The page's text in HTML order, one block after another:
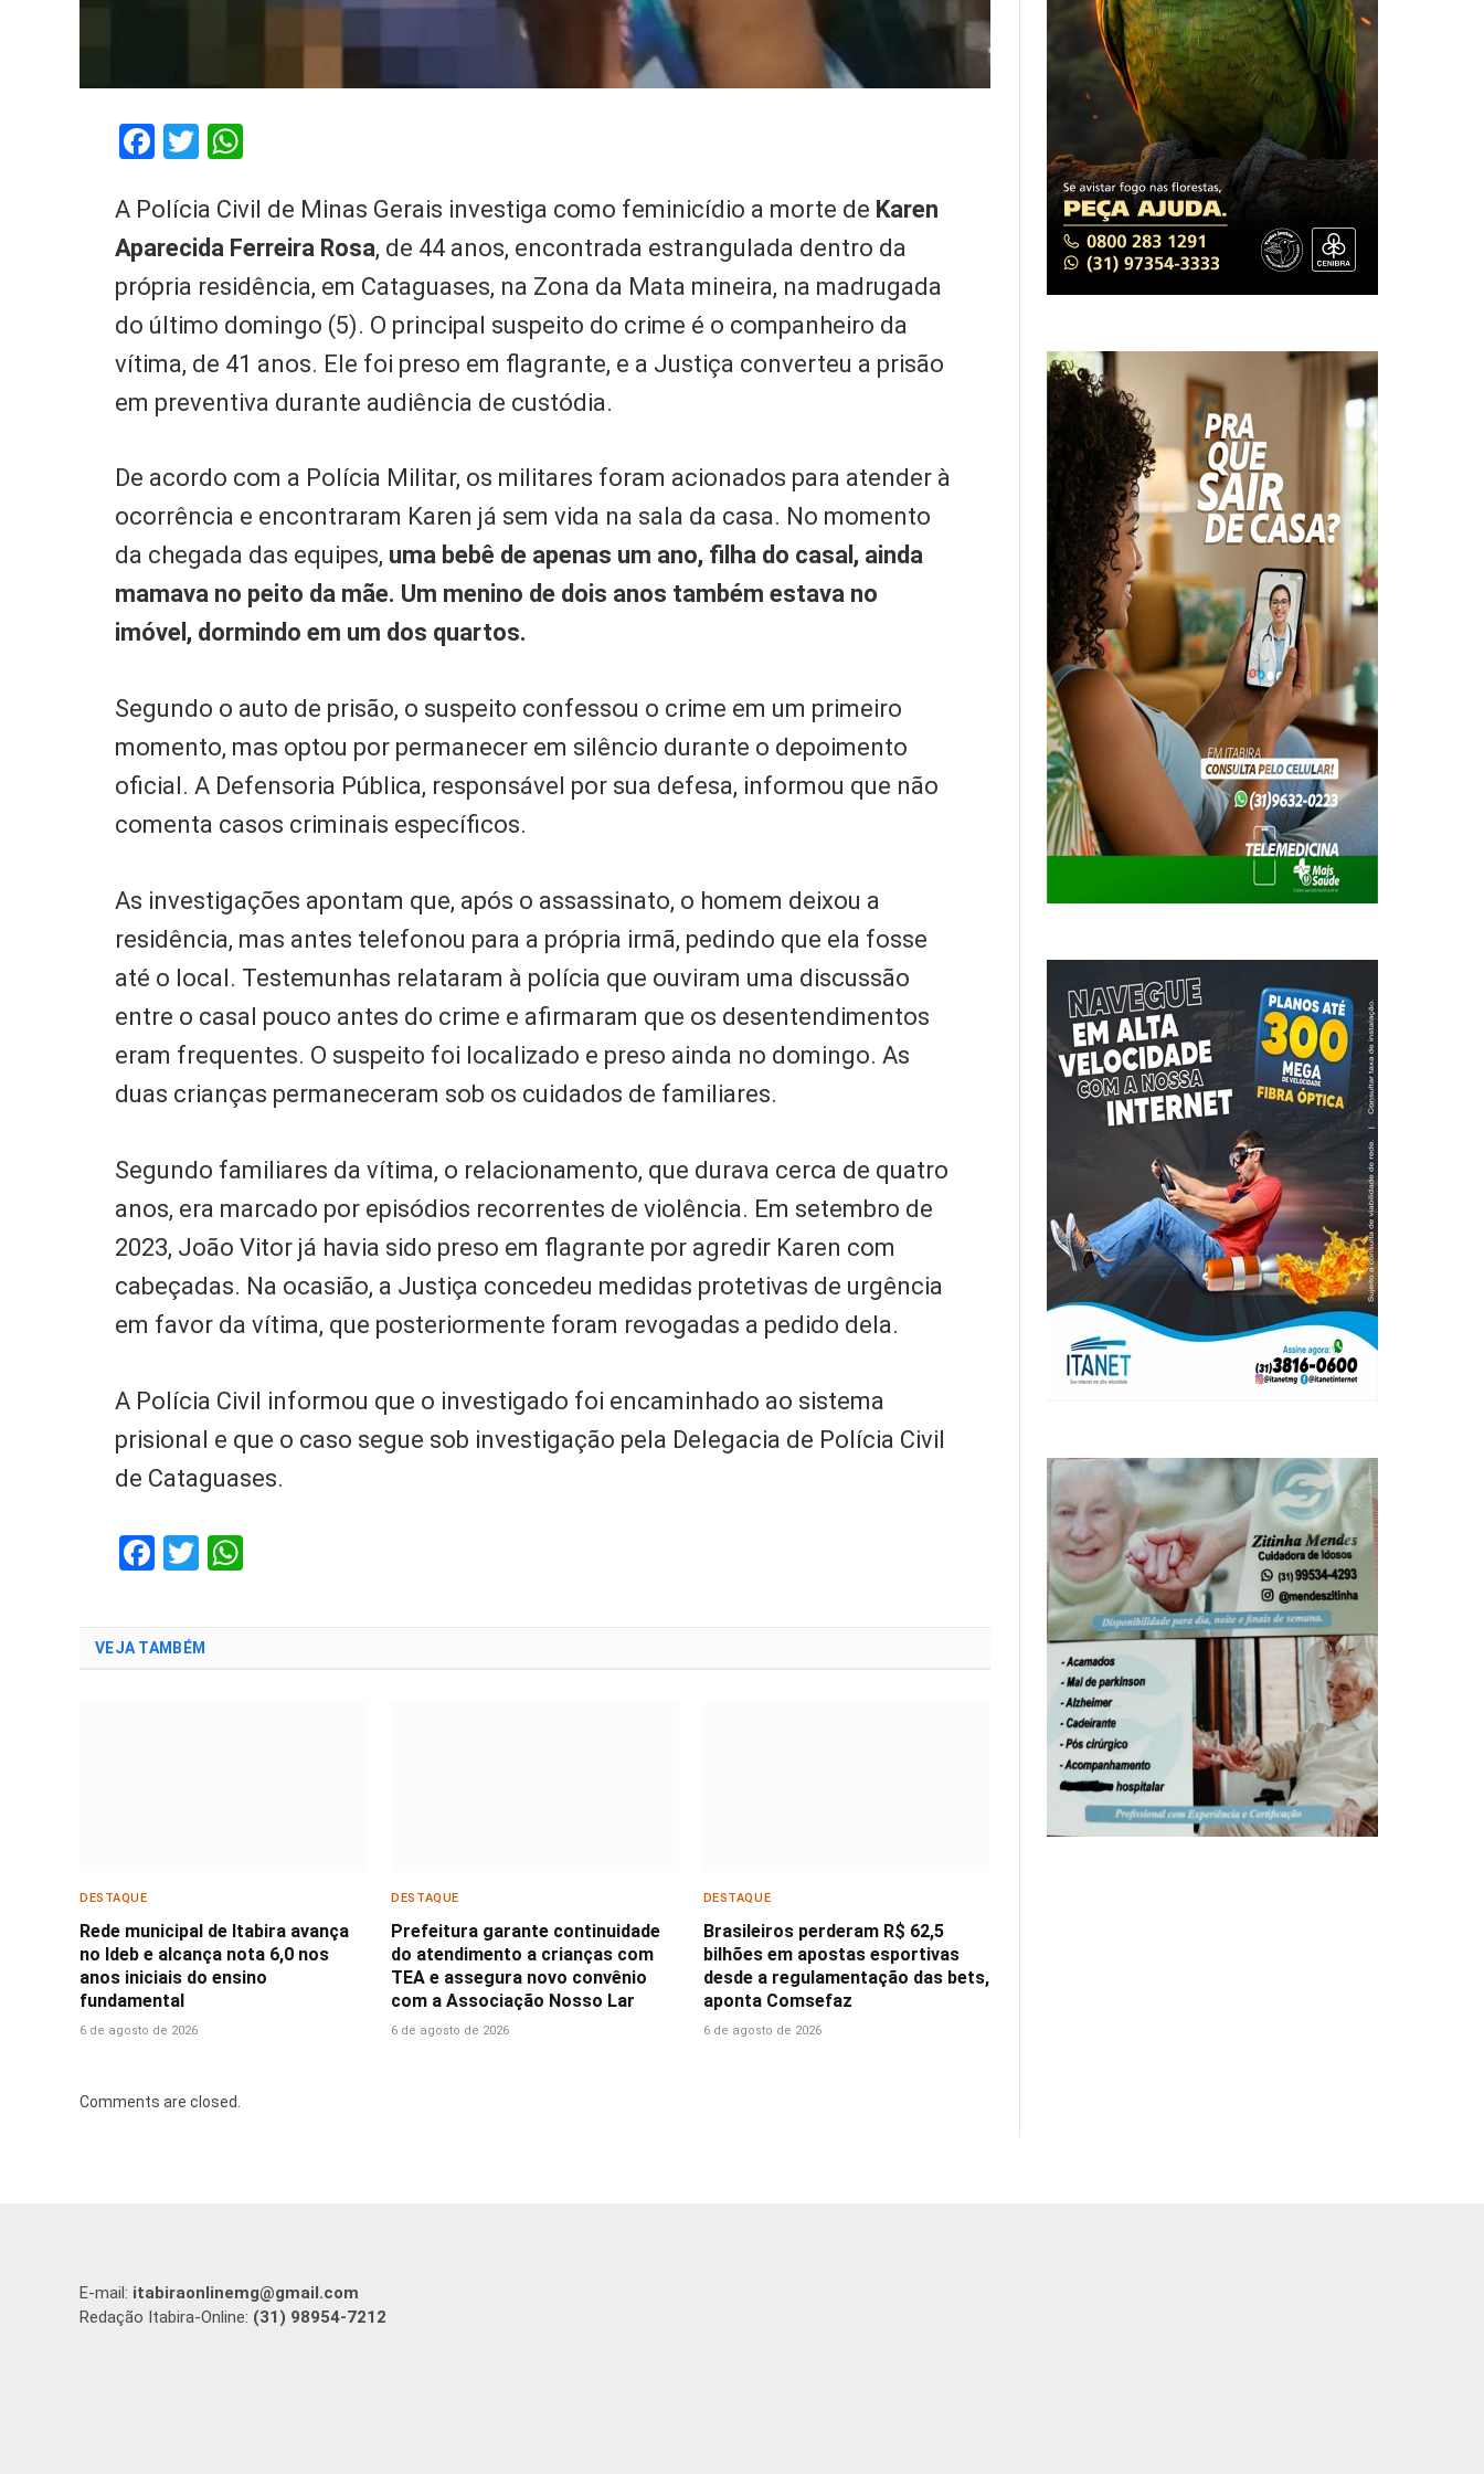
Facebook
Twitter
A Polícia Civil de Minas Gerais investiga como feminicídio a morte de Karen
Aparecida Ferreira Rosa, de 44 anos, encontrada estrangulada dentro da
própria residência, em Cataguases, na Zona da Mata mineira, na madrugada
do último domingo (5). O principal suspeito do crime é o companheiro da
vítima, de 41 anos. Ele foi preso em flagrante, e a Justiça converteu a prisão
em preventiva durante audiência de custódia.
De acordo com a Polícia Militar, os militares foram acionados para atender à
ocorrência e encontraram Karen já sem vida na sala da casa. No momento
da chegada das equipes, uma bebê de apenas um ano, filha do casal, ainda
mamava no peito da mãe. Um menino de dois anos também estava no
imóvel, dormindo em um dos quartos.
Segundo o auto de prisão, o suspeito confessou o crime em um primeiro
momento, mas optou por permanecer em silêncio durante o depoimento
oficial. A Defensoria Pública, responsável por sua defesa, informou que não
comenta casos criminais específicos.
As investigações apontam que, após o assassinato, o homem deixou a
residência, mas antes telefonou para a própria irmã, pedindo que ela fosse
até o local. Testemunhas relataram à polícia que ouviram uma discussão
entre o casal pouco antes do crime e afirmaram que os desentendimentos
eram frequentes. O suspeito foi localizado e preso ainda no domingo. As
duas crianças permaneceram sob os cuidados de familiares.
Segundo familiares da vítima, o relacionamento, que durava cerca de quatro
anos, era marcado por episódios recorrentes de violência. Em setembro de
2023, João Vitor já havia sido preso em flagrante por agredir Karen com
cabeçadas. Na ocasião, a Justiça concedeu medidas protetivas de urgência
em favor da vítima, que posteriormente foram revogadas a pedido dela.
A Polícia Civil informou que o investigado foi encaminhado ao sistema
prisional e que o caso segue sob investigação pela Delegacia de Polícia Civil
de Cataguases.
Facebook
Twitter
VEJA TAMBÉM
DESTAQUE
Rede municipal de Itabira avança
no Ideb e alcança nota 6,0 nos
anos iniciais do ensino
fundamental
6 de agosto de 2026
DESTAQUE
Prefeitura garante continuidade
do atendimento a crianças com
TEA e assegura novo convênio
com a Associação Nosso Lar
6 de agosto de 2026
DESTAQUE
Brasileiros perderam R$ 62,5
bilhões em apostas esportivas
desde a regulamentação das bets,
aponta Comsefaz
6 de agosto de 2026
Comments are closed.
E-mail: itabiraonlinemg@gmail.com
Redação Itabira-Online: (31) 98954-7212